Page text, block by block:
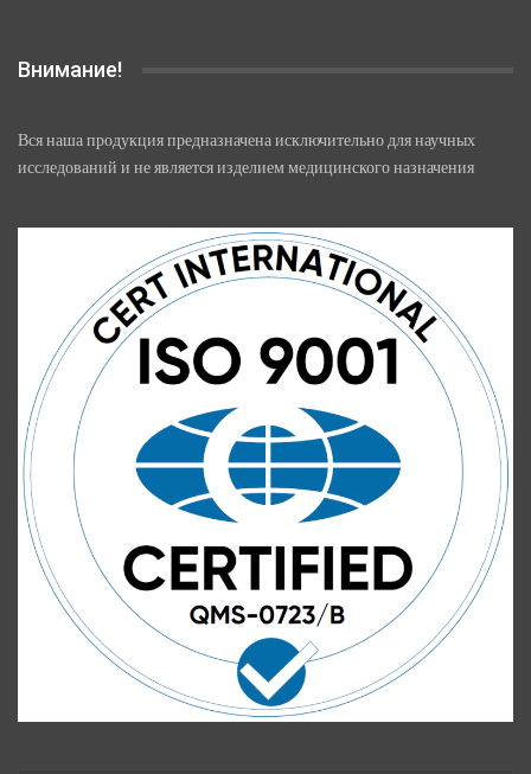
Внимание!
Вся наша продукция предназначена исключительно для научных
исследований и не является изделием медицинского назначения